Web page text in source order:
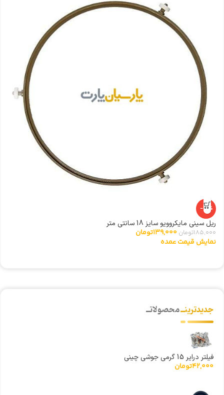
-25%
ریل سینی مایکروویو سایز 18 سانتی متر
185,000تومان 139,000تومان
نمایش قیمت عمده
جدیدترینــمحصولاتــ
فیلتر درایر 15 گرمی جوشی چینی
42,000تومان